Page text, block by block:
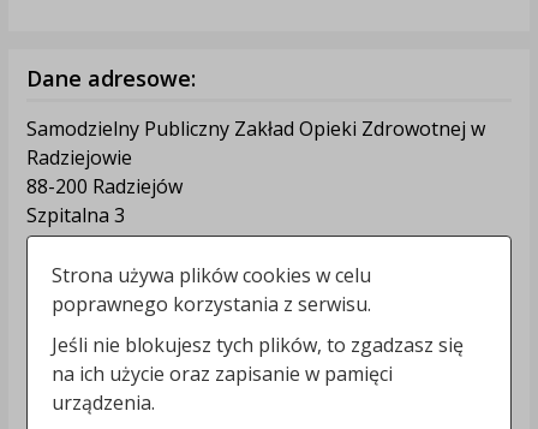
Dane adresowe:
Samodzielny Publiczny Zakład Opieki Zdrowotnej w
Radziejowie
88-200 Radziejów
Szpitalna 3
tel.:+48542856200
e-mail: sekretariat@szpitalradziejow.pl
skrytka ePUAP: /spzoz2012/skrytka
Informacje dodatkowe:
Strona używa plików cookies w celu
poprawnego korzystania z serwisu.
Jeśli nie blokujesz tych plików, to zgadzasz się
na ich użycie oraz zapisanie w pamięci
urządzenia.